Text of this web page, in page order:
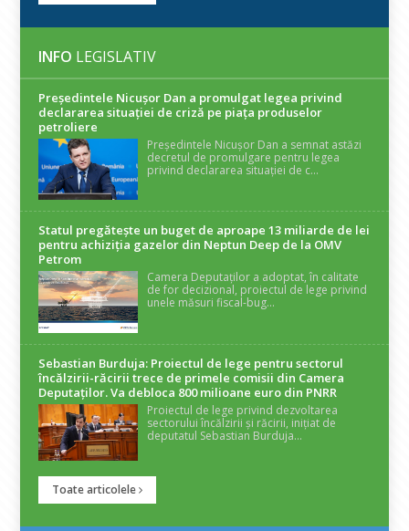
INFO LEGISLATIV
Președintele Nicuşor Dan a promulgat legea privind
declararea situaţiei de criză pe piaţa produselor
petroliere
Președintele Nicușor Dan a semnat astăzi
decretul de promulgare pentru legea
privind declararea situației de c...
Statul pregătește un buget de aproape 13 miliarde de lei
pentru achiziția gazelor din Neptun Deep de la OMV
Petrom
Camera Deputaților a adoptat, în calitate
de for decizional, proiectul de lege privind
unele măsuri fiscal-bug...
Sebastian Burduja: Proiectul de lege pentru sectorul
încălzirii-răcirii trece de primele comisii din Camera
Deputaților. Va debloca 800 milioane euro din PNRR
Proiectul de lege privind dezvoltarea
sectorului încălzirii și răcirii, inițiat de
deputatul Sebastian Burduja...
Toate articolele